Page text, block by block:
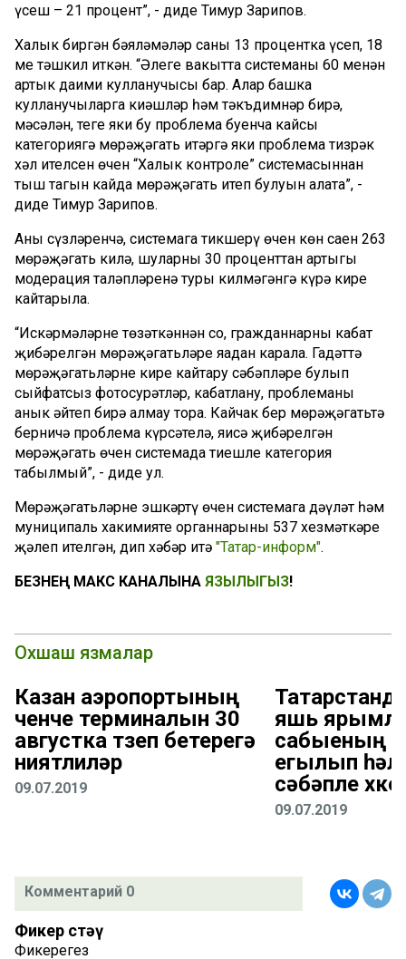
үсеш – 21 процент”, - диде Тимур Зарипов.
Халык биргән бәяләмәләр саны 13 процентка үсеп, 18
мең тәшкил иткән. “Әлеге вакытта системаның 60 меңнән
артык даими кулланучысы бар. Алар башка
кулланучыларга киңәшләр һәм тәкъдимнәр бирә,
мәсәлән, теге яки бу проблема буенча кайсы
категориягә мөрәҗәгать итәргә яки проблема тизрәк
хәл ителсен өчен “Халык контроле” системасыннан
тыш тагын кайда мөрәҗәгать итеп булуын аңлата”, -
диде Тимур Зарипов.
Аның сүзләренчә, системага тикшерү өчен көн саен 263
мөрәҗәгать килә, шуларның 30 проценттан артыгы
модерация таләпләренә туры килмәгәнгә күрә кире
кайтарыла.
“Искәрмәләрне төзәткәннән соң, гражданнарның кабат
җибәрелгән мөрәҗәгатьләре яңадан карала. Гадәттә
мөрәҗәгатьләрне кире кайтару сәбәпләре булып
сыйфатсыз фотосурәтләр, кабатлану, проблеманы
анык әйтеп бирә алмау тора. Кайчак бер мөрәҗәгатьтә
берничә проблема күрсәтелә, яисә җибәрелгән
мөрәҗәгать өчен системада тиешле категория
табылмый”, - диде ул.
Мөрәҗәгатьләрне эшкәртү өчен системага дәүләт һәм
муниципаль хакимияте органнарының 537 хезмәткәре
җәлеп ителгән, дип хәбәр итә "Татар-информ".
БЕЗНЕҢ МАКС КАНАЛЫНА ЯЗЫЛЫГЫЗ!
Охшаш язмалар
Казан аэропортының
өченче терминалын 30
августка төзеп бетерегә
ниятлиләр
09.07.2019
яшь
сабыеның
егылып
сәбәпле
09.07.2019
Комментарий 0
Фикер өстәү
Фикерегез